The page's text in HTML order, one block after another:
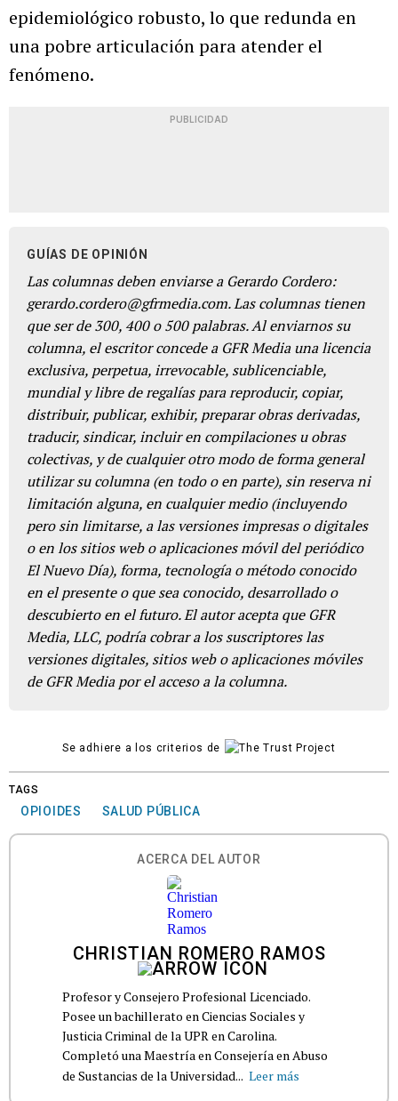
epidemiológico robusto, lo que redunda en
una pobre articulación para atender el
fenómeno.
PUBLICIDAD
GUÍAS DE OPINIÓN
Las columnas deben enviarse a Gerardo Cordero:
gerardo.cordero@gfrmedia.com. Las columnas tienen
que ser de 300, 400 o 500 palabras. Al enviarnos su
columna, el escritor concede a GFR Media una licencia
exclusiva, perpetua, irrevocable, sublicenciable,
mundial y libre de regalías para reproducir, copiar,
distribuir, publicar, exhibir, preparar obras derivadas,
traducir, sindicar, incluir en compilaciones u obras
colectivas, y de cualquier otro modo de forma general
utilizar su columna (en todo o en parte), sin reserva ni
limitación alguna, en cualquier medio (incluyendo
pero sin limitarse, a las versiones impresas o digitales
o en los sitios web o aplicaciones móvil del periódico
El Nuevo Día), forma, tecnología o método conocido
en el presente o que sea conocido, desarrollado o
descubierto en el futuro. El autor acepta que GFR
Media, LLC, podría cobrar a los suscriptores las
versiones digitales, sitios web o aplicaciones móviles
de GFR Media por el acceso a la columna.
Se adhiere a los criterios de
TAGS
OPIOIDES SALUD PÚBLICA
ACERCA DEL AUTOR
CHRISTIAN ROMERO RAMOS
Profesor y Consejero Profesional Licenciado.
Posee un bachillerato en Ciencias Sociales y
Justicia Criminal de la UPR en Carolina.
Completó una Maestría en Consejería en Abuso
de Sustancias de la Universidad... Leer más